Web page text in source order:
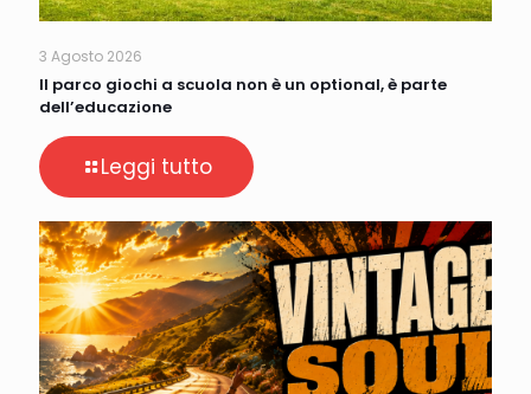
3 Agosto 2026
Il parco giochi a scuola non è un optional, è parte
dell’educazione
Leggi tutto